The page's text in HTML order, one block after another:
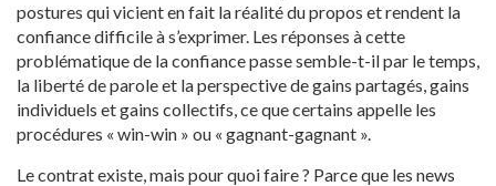
postures qui vicient en fait la réalité du propos et rendent la
confiance difficile à s’exprimer. Les réponses à cette
problématique de la confiance passe semble-t-il par le temps,
la liberté de parole et la perspective de gains partagés, gains
individuels et gains collectifs, ce que certains appelle les
procédures « win-win » ou « gagnant-gagnant ».
Le contrat existe, mais pour quoi faire ? Parce que les news